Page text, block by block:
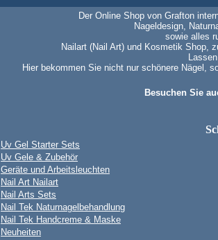
Der Online Shop von Grafton
Nageldesign,
sowie alles
Nailart (Nail Art) und Kosmetik Shop,
Hier bekommen Sie nicht nur schönere Nägel,
Besuchen Sie
Uv Gel Starter Sets
Uv Gele & Zubehör
Geräte und Arbeitsleuchten
Nail Art Nailart
Nail Arts Sets
Nail Tek Naturnagelbehandlung
Nail Tek Handcreme & Maske
Neuheiten